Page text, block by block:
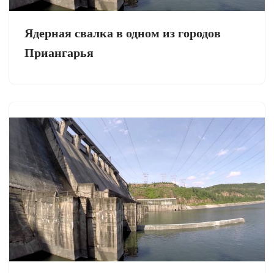
Ядерная свалка в одном из городов
Приангарья